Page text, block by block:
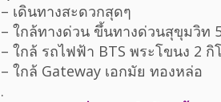
– เดินทางสะดวกสุดๆ
– ใกล้ทางด่วน ขึ้นทางด่วนสุขุมวิท
– ใกล้ รถไฟฟ้า BTS พระโขนง 2 กิ
– ใกล้ Gateway เอกมัย ทองหล่อ
.